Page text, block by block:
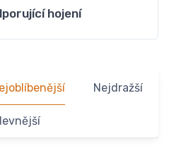
hojení
Nejdražší